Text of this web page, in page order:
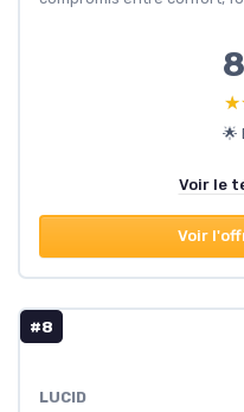
🌟
Voir le
Voir
#8
LUCID